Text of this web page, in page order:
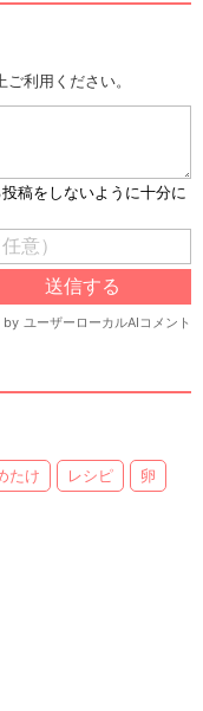
ご利用ください。
たけ レシピ 卵